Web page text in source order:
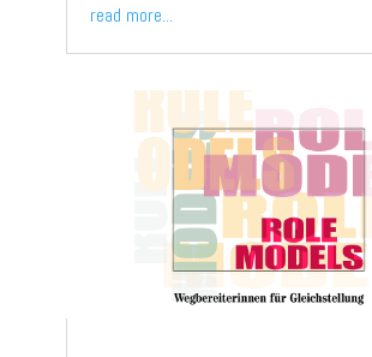
read more...